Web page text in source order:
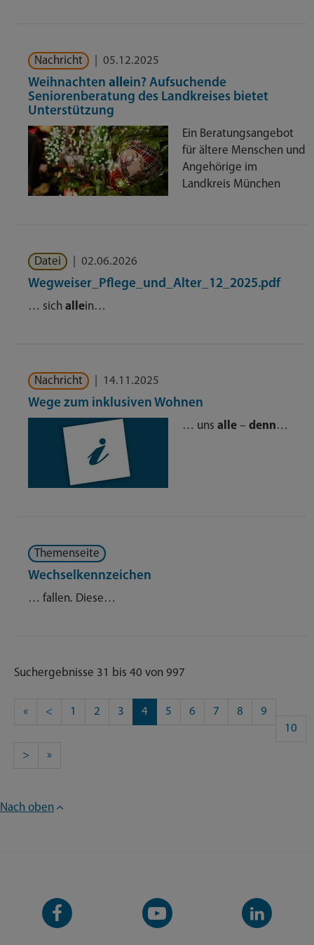
Nachricht 05.12.2025
Weihnachten allein? Aufsuchende
Seniorenberatung des Landkreises bietet
Unterstützung
Ein Beratungsangebot
für ältere Menschen und
Angehörige im
Landkreis München
Datei 02.06.2026
Wegweiser_Pflege_und_Alter_12_2025.pdf
… sich allein…
Nachricht 14.11.2025
Wege zum inklusiven Wohnen
… uns alle – denn…
Themenseite
Wechselkennzeichen
… fallen. Diese…
Suchergebnisse 31 bis 40 von 997
« < 1 2 3 4 5 6 7 8
9
10
> »
Nach oben
Facebook-
Seite
YouTube-
Kanal
LinkedIn-
Kanal